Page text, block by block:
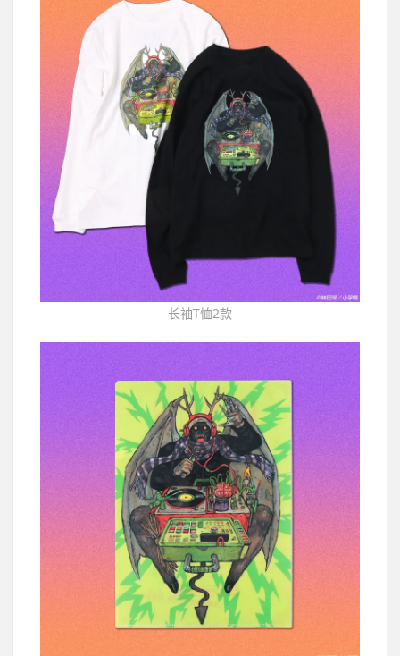
长袖T恤2款